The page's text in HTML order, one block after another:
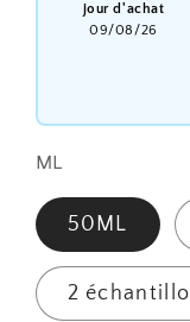
jour d'achat
09/08/26
ML
50ML
2